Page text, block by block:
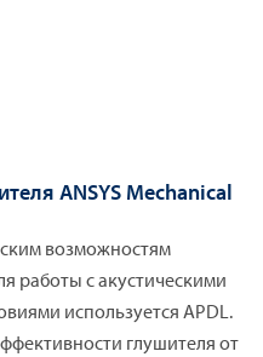
ANSYS Mechanical
возможностям
работы с акустическими
используется APDL.
глушителя от